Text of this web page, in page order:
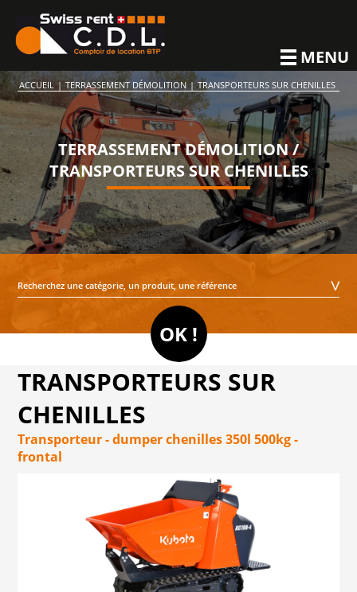
MENU
ACCUEIL | TERRASSEMENT DÉMOLITION | TRANSPORTEURS SUR CHENILLES
TERRASSEMENT DÉMOLITION /
TRANSPORTEURS SUR CHENILLES
TRANSPORTEURS SUR
CHENILLES
Transporteur - dumper chenilles 350l 500kg -
frontal